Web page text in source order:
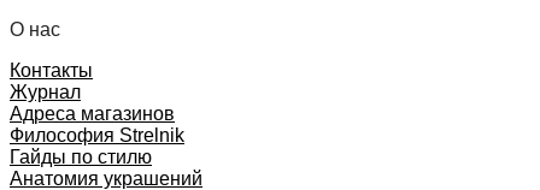
О нас
Контакты
Журнал
Адреса магазинов
Философия Strelnik
Гайды по стилю
Анатомия украшений